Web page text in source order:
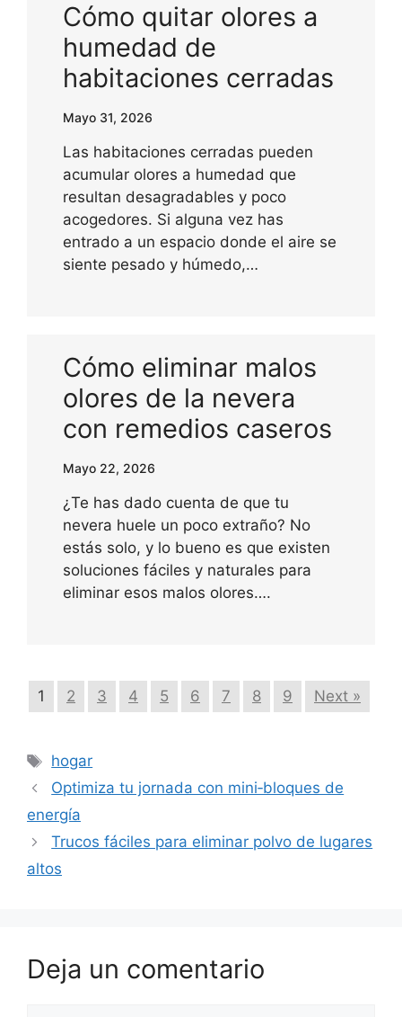
Cómo quitar olores a
humedad de
habitaciones cerradas
Mayo 31, 2026
Las habitaciones cerradas pueden
acumular olores a humedad que
resultan desagradables y poco
acogedores. Si alguna vez has
entrado a un espacio donde el aire se
siente pesado y húmedo,…
Cómo eliminar malos
olores de la nevera
con remedios caseros
Mayo 22, 2026
¿Te has dado cuenta de que tu
nevera huele un poco extraño? No
estás solo, y lo bueno es que existen
soluciones fáciles y naturales para
eliminar esos malos olores….
1 2 3 4 5 6 7 8 9 Next »
Etiquetas
hogar
Optimiza tu jornada con mini‑bloques de
energía
Trucos fáciles para eliminar polvo de lugares
altos
Deja un comentario